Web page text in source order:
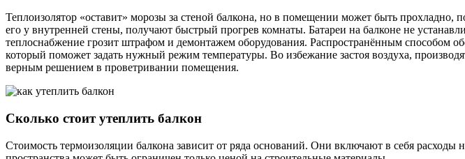
Теплоизолятор «оставит» морозы за стеной балкона, но в помещении может быть прохладно,
его у внутренней стены, получают быстрый прогрев комнаты. Батареи на балконе не
теплоснабжение грозит штрафом и демонтажем оборудования. Распространённым способом
который поможет задать нужный режим температуры. Во избежание застоя воздуха,
верным решением в проветривании помещения.
Сколько стоит утеплить балкон
Стоимость термоизоляции балкона зависит от ряда оснований. Они включают в себя